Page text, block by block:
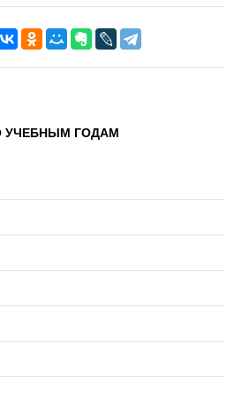
УЧЕБНЫМ ГОДАМ